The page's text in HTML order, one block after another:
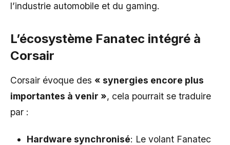
l’industrie automobile et du gaming.
L’écosystème Fanatec intégré à
Corsair
Corsair évoque des « synergies encore plus
importantes à venir », cela pourrait se traduire
par :
Hardware synchronisé: Le volant Fanatec